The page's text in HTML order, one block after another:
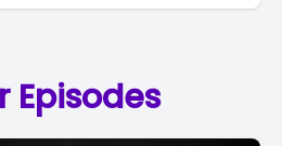
Episodes